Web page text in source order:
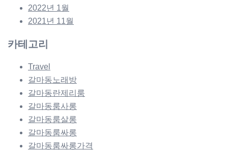
2022년 1월
2021년 11월
카테고리
Travel
갈마동노래방
갈마동란제리룸
갈마동룸사롱
갈마동룸살롱
갈마동룸싸롱
갈마동룸싸롱가격